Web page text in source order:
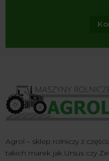
Agrol – sklep rolniczy z
takich marek jak Ursus czy